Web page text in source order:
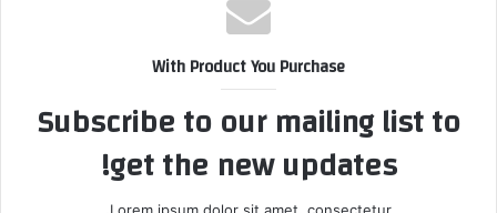
With Product You Purchase
Subscribe to our mailing list to
get the new updates!